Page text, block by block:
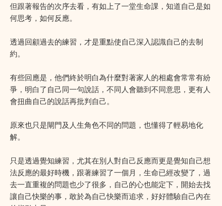
但跟著報告的次序去看，有如上了一堂生命課，知道自己是如
何思考，如何反應。
透過回顧過去的練習，才是重點使自己深入認識自己的去制
約。
有些回應是，他們終於明白為什麼對著家人的相處會常常有紛
爭，明白了自己同一句說話，不同人會聽到不同意思，更有人
會扭曲自己的說話再批判自己。
原來也只是閘門及人生角色不同的問題，也懂得了輕易地化
解。
只是透過覺知練習，尤其在別人對自己反應而更是覺知自己想
法反應的最好時機，跟著練習了一個月，生命已經改變了，過
去一直重複的問題也少了很多，自己的心也能定下，開始去找
讓自己快樂的事，敢於為自己快樂而追求，好好體驗自己內在